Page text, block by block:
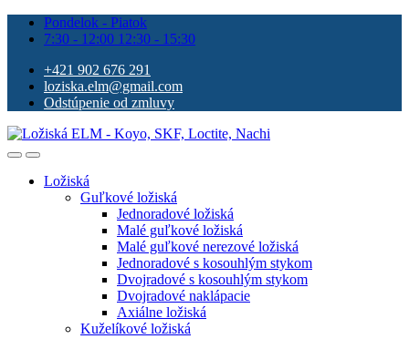
Pondelok - Piatok
7:30 - 12:00 12:30 - 15:30
+421 902 676 291
loziska.elm@gmail.com
Odstúpenie od zmluvy
Ložiská
Guľkové ložiská
Jednoradové ložiská
Malé guľkové ložiská
Malé guľkové nerezové ložiská
Jednoradové s kosouhlým stykom
Dvojradové s kosouhlým stykom
Dvojradové naklápacie
Axiálne ložiská
Kuželíkové ložiská